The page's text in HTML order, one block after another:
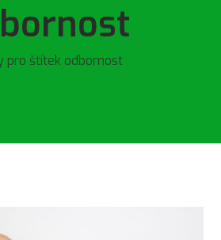
pro štítek odbornost